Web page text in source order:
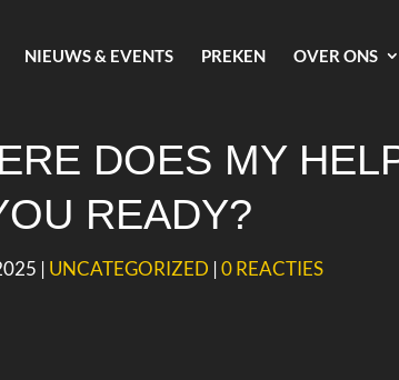
NIEUWS & EVENTS PREKEN OVER ONS
DOES MY
READY?
| UNCATEGORIZED |0 REACTIES